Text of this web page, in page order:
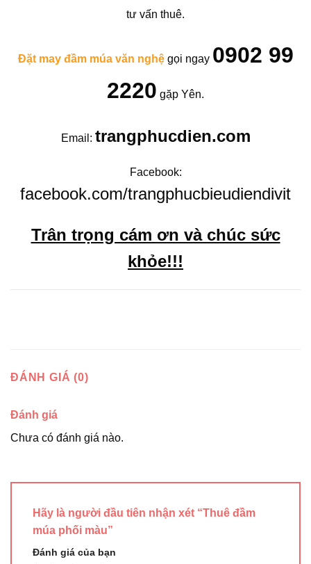
tư vấn thuê.
Đặt may đầm múa văn nghệgọi ngay 0902 99
2220 gặp Yên.
Email: trangphucdien.com
Facebook:
facebook.com/trangphucbieudiendivit
Trân trọng cám ơn và chúc sức
khỏe!!!
ĐÁNH GIÁ (0)
Đánh giá
Chưa có đánh giá nào.
Hãy là người đầu tiên nhận xét “Thuê đầm
múa phối màu”
Đánh giá của bạn